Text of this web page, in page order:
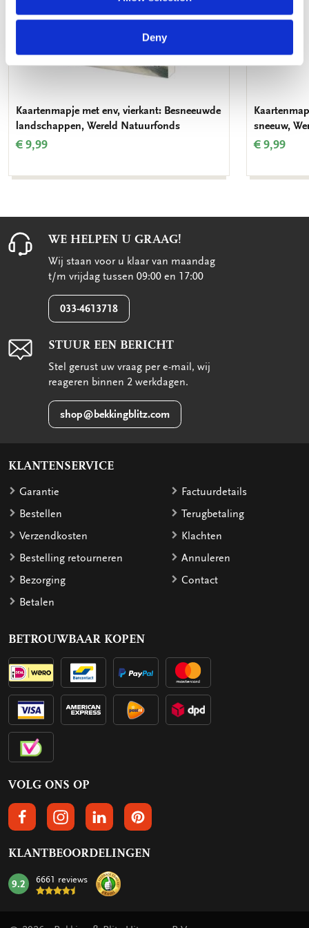
Deny
Kaartenmapje met env, vierkant: Besneeuwde
landschappen, Wereld Natuurfonds
€ 9,99
sneeuw,
€ 9,99
WE HELPEN U GRAAG!
Wij staan voor u klaar van maandag
t/m vrijdag tussen 09:00 en 17:00
033-4613718
STUUR EEN BERICHT
Stel gerust uw vraag per e-mail, wij
reageren binnen 2 werkdagen.
shop@bekkingblitz.com
KLANTENSERVICE
Garantie
Bestellen
Verzendkosten
Bestelling retourneren
Bezorging
Betalen
Factuurdetails
Terugbetaling
Klachten
Annuleren
Contact
BETROUWBAAR KOPEN
VOLG ONS OP
VOLGS ONS OP FACEBOOK
VOLG ONS OP INSTAGRAM
VOLG ONS OP LINKEDIN
VOLG ONS OP PINTEREST
KLANTBEOORDELINGEN
mark:
9.2 6661 reviews